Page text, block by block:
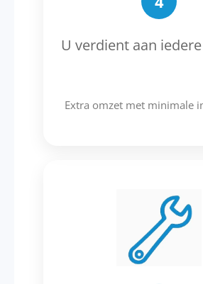
U verdient aan
Extra omzet met minimale